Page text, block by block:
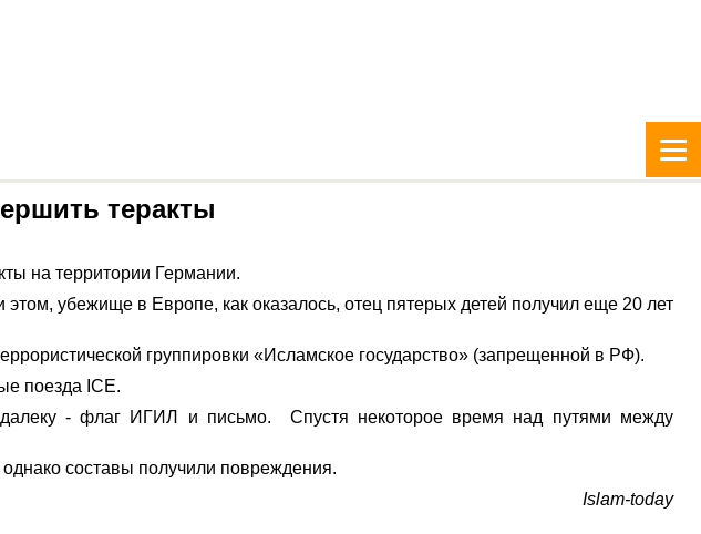
теракты
на территории Германии.
убежище в Европе, как оказалось, отец пятерых детей получил еще 20 лет
группировки «Исламское государство» (запрещенной в РФ).
поезда ICE.
- флаг ИГИЛ и письмо. Спустя некоторое время над путями между
составы получили повреждения.
Islam-today